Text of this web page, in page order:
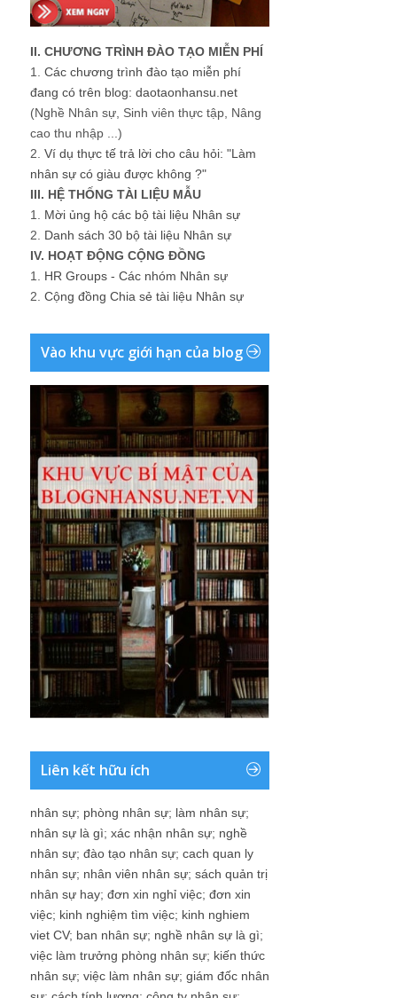
II. CHƯƠNG TRÌNH ĐÀO TẠO MIỄN PHÍ
1. Các chương trình đào tạo miễn phí
đang có trên blog: daotaonhansu.net
(Nghề Nhân sự, Sinh viên thực tập, Nâng
cao thu nhập ...)
2. Ví dụ thực tế trả lời cho câu hỏi: "Làm
nhân sự có giàu được không ?"
III. HỆ THỐNG TÀI LIỆU MẪU
1. Mời ủng hộ các bộ tài liệu Nhân sự
2. Danh sách 30 bộ tài liệu Nhân sự
IV. HOẠT ĐỘNG CỘNG ĐỒNG
1. HR Groups - Các nhóm Nhân sự
2. Cộng đồng Chia sẻ tài liệu Nhân sự
Vào khu vực giới hạn của blog
Liên kết hữu ích
nhân sự; phòng nhân sự; làm nhân sự;
nhân sự là gì; xác nhận nhân sự; nghề
nhân sự; đào tạo nhân sự; cach quan ly
nhân sự; nhân viên nhân sự; sách quản trị
nhân sự hay; đơn xin nghỉ việc; đơn xin
việc; kinh nghiệm tìm việc; kinh nghiem
viet CV; ban nhân sự; nghề nhân sự là gì;
việc làm trưởng phòng nhân sự; kiến thức
nhân sự; việc làm nhân sự; giám đốc nhân